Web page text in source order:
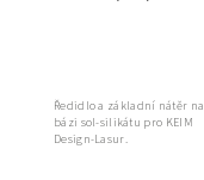
Ředidlo a základní nátěr na
bázi sol-silikátu pro KEIM
Design-Lasur.